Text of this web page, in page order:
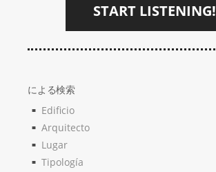
START LISTENING!
による検索
Edificio
Arquitecto
Lugar
Tipología